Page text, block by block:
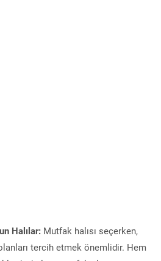
Halılar: Mutfak halısı seçerken,
tercih etmek önemlidir. Hem